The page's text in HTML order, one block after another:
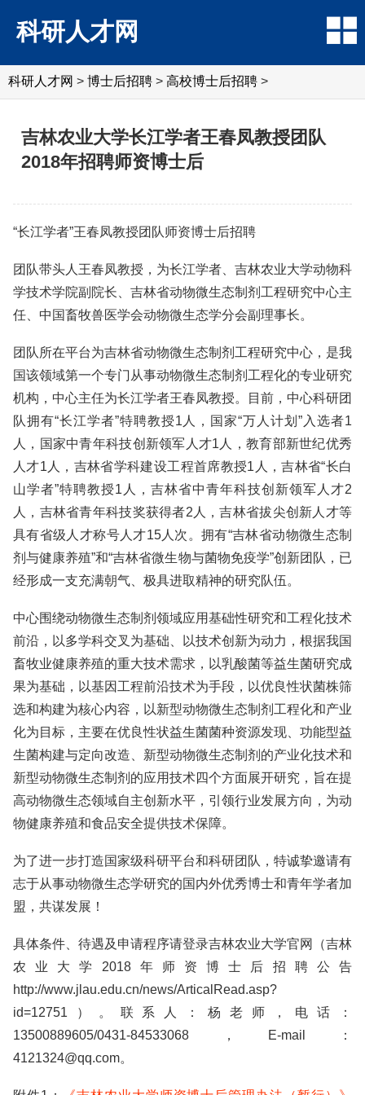
科研人才网
科研人才网 > 博士后招聘 > 高校博士后招聘 >
吉林农业大学长江学者王春凤教授团队
2018年招聘师资博士后
“长江学者”王春凤教授团队师资博士后招聘
团队带头人王春凤教授，为长江学者、吉林农业大学动物科
学技术学院副院长、吉林省动物微生态制剂工程研究中心主
任、中国畜牧兽医学会动物微生态学分会副理事长。
团队所在平台为吉林省动物微生态制剂工程研究中心，是我
国该领域第一个专门从事动物微生态制剂工程化的专业研究
机构，中心主任为长江学者王春凤教授。目前，中心科研团
队拥有“长江学者”特聘教授1人，国家“万人计划”入选者1
人，国家中青年科技创新领军人才1人，教育部新世纪优秀
人才1人，吉林省学科建设工程首席教授1人，吉林省“长白
山学者”特聘教授1人，吉林省中青年科技创新领军人才2
人，吉林省青年科技奖获得者2人，吉林省拔尖创新人才等
具有省级人才称号人才15人次。拥有“吉林省动物微生态制
剂与健康养殖”和“吉林省微生物与菌物免疫学”创新团队，已
经形成一支充满朝气、极具进取精神的研究队伍。
中心围绕动物微生态制剂领域应用基础性研究和工程化技术
前沿，以多学科交叉为基础、以技术创新为动力，根据我国
畜牧业健康养殖的重大技术需求，以乳酸菌等益生菌研究成
果为基础，以基因工程前沿技术为手段，以优良性状菌株筛
选和构建为核心内容，以新型动物微生态制剂工程化和产业
化为目标，主要在优良性状益生菌菌种资源发现、功能型益
生菌构建与定向改造、新型动物微生态制剂的产业化技术和
新型动物微生态制剂的应用技术四个方面展开研究，旨在提
高动物微生态领域自主创新水平，引领行业发展方向，为动
物健康养殖和食品安全提供技术保障。
为了进一步打造国家级科研平台和科研团队，特诚挚邀请有
志于从事动物微生态学研究的国内外优秀博士和青年学者加
盟，共谋发展！
具体条件、待遇及申请程序请登录吉林农业大学官网（吉林
农业大学2018年师资博士后招聘公告
http://www.jlau.edu.cn/news/ArticalRead.asp?
id=12751）。联系人：杨老师，电话：
13500889605/0431-84533068，E-mail：
4121324@qq.com。